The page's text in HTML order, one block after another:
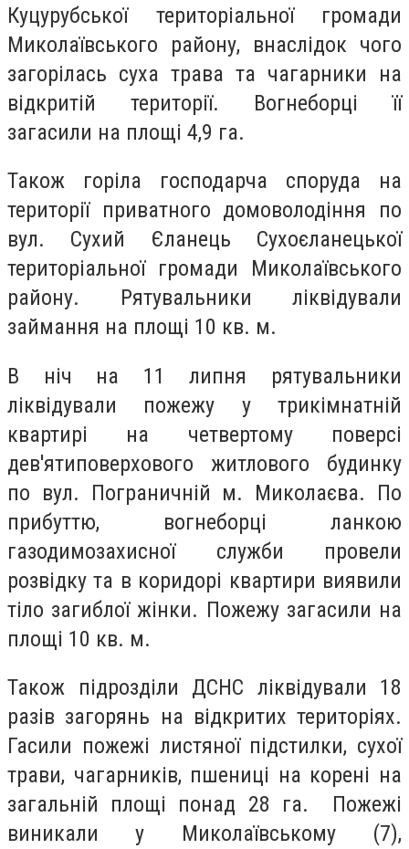
Куцурубської територіальної громади
Миколаївського району, внаслідок чого
загорілась суха трава та чагарники на
відкритій території. Вогнеборці її
загасили на площі 4,9 га.
Також горіла господарча споруда на
території приватного домоволодіння по
вул. Сухий Єланець Сухоєланецької
територіальної громади Миколаївського
району. Рятувальники ліквідували
займання на площі 10 кв. м.
В ніч на 11 липня рятувальники
ліквідували пожежу у трикімнатній
квартирі на четвертому поверсі
дев'ятиповерхового житлового будинку
по вул. Пограничній м. Миколаєва. По
прибуттю, вогнеборці ланкою
газодимозахисної служби провели
розвідку та в коридорі квартири виявили
тіло загиблої жінки. Пожежу загасили на
площі 10 кв. м.
Також підрозділи ДСНС ліквідували 18
разів загорянь на відкритих територіях.
Гасили пожежі листяної підстилки, сухої
трави, чагарників, пшениці на корені на
загальній площі понад 28 га. Пожежі
виникали у Миколаївському (7),